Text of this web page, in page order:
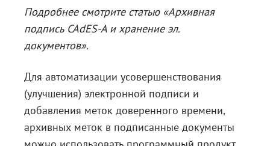
Подробнее смотрите статью «Архивная
подпись CAdES-A и хранение эл.
документов».
Для автоматизации усовершенствования
(улучшения) электронной подписи и
добавления меток доверенного времени,
архивных меток в подписанные документы